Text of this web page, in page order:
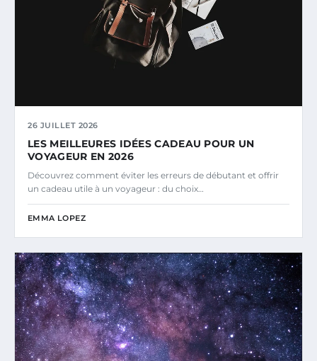
26 JUILLET 2026
LES MEILLEURES IDÉES CADEAU POUR UN
VOYAGEUR EN 2026
Découvrez comment éviter les erreurs de débutant et offrir
un cadeau utile à un voyageur : du choix…
EMMA LOPEZ